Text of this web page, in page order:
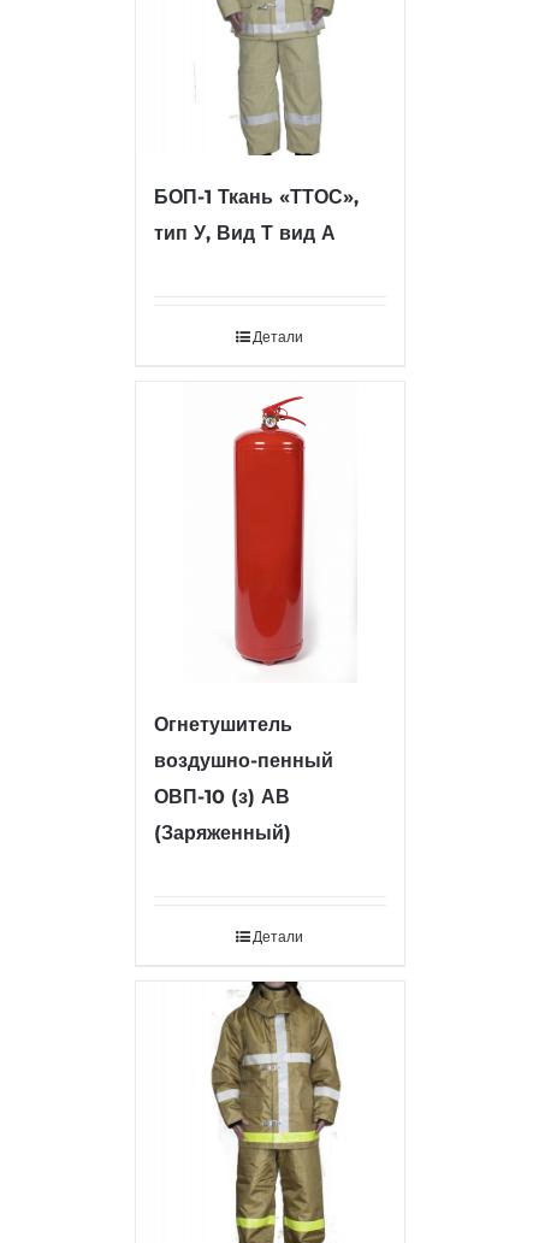
БОП-1 Ткань «ТТОС»,
тип У, Вид Т вид А
Детали
Огнетушитель
воздушно-пенный
ОВП-10 (з) АВ
(Заряженный)
Детали